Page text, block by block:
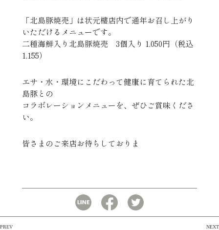
「北島豚焼売」は状元樓店内で通年お召し上がり
いただけるメニューです。
二種海鮮入り北島豚焼売 3個入り 1,050円（税込
1,155）
エサ・水・環境にこだわって健康に育てられた北
島豚との
コラボレーションメニューを、ぜひご賞味くださ
い。
皆さまのご来店お待ちしておりま
PREV NEXT